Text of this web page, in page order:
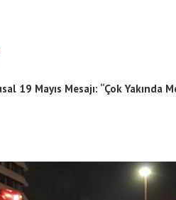
19 Mayıs Mesajı: “Çok Yakında